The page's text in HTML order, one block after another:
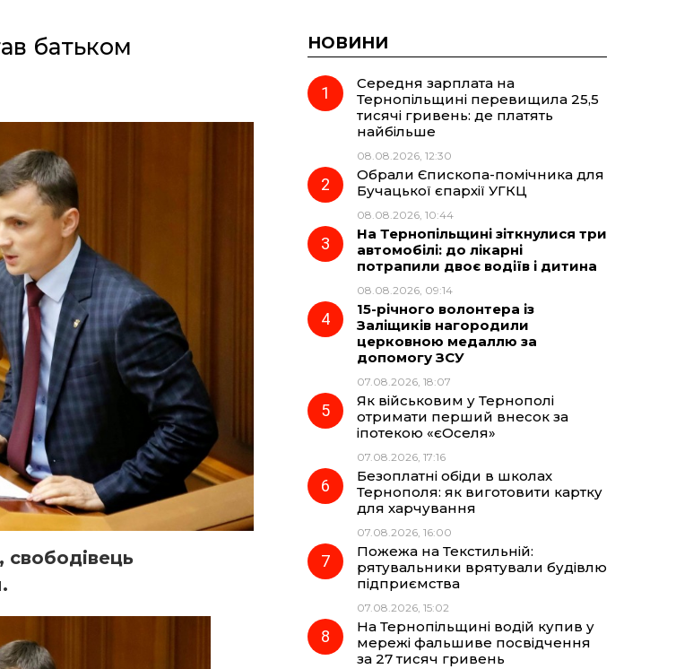
батьком НОВИНИ
Середня зарплата на
Тернопільщині перевищила 25,5
тисячі гривень: де платять
найбільше
08.08.2026, 12:30
Обрали Єпископа-помічника для
Бучацької єпархії УГКЦ
08.08.2026, 10:44
На Тернопільщині зіткнулися три
автомобілі: до лікарні
потрапили двоє водіїв і дитина
08.08.2026, 09:14
15-річного волонтера із
Заліщиків нагородили
церковною медаллю за
допомогу ЗСУ
07.08.2026, 18:07
Як військовим у Тернополі
отримати перший внесок за
іпотекою «єОселя»
07.08.2026, 17:16
Безоплатні обіди в школах
Тернополя: як виготовити картку
для харчування
07.08.2026, 16:00
Пожежа на Текстильній:
рятувальники врятували будівлю
підприємства
07.08.2026, 15:02
На Тернопільщині водій купив у
мережі фальшиве посвідчення
за 27 тисяч гривень